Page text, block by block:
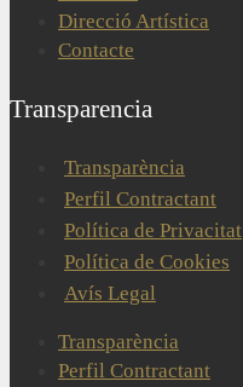
Direcció Artística
Contacte
Transparencia
Transparència
Perfil Contractant
Política de Privacitat
Política de Cookies
Avís Legal
Transparència
Perfil Contractant